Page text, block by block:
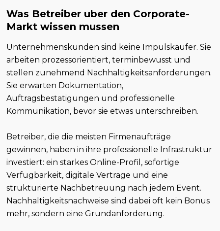
Was Betreiber uber den Corporate-
Markt wissen mussen
Unternehmenskunden sind keine Impulskaufer. Sie
arbeiten prozessorientiert, terminbewusst und
stellen zunehmend Nachhaltigkeitsanforderungen.
Sie erwarten Dokumentation,
Auftragsbestatigungen und professionelle
Kommunikation, bevor sie etwas unterschreiben.
Betreiber, die die meisten Firmenaufträge
gewinnen, haben in ihre professionelle Infrastruktur
investiert: ein starkes Online-Profil, sofortige
Verfugbarkeit, digitale Vertrage und eine
strukturierte Nachbetreuung nach jedem Event.
Nachhaltigkeitsnachweise sind dabei oft kein Bonus
mehr, sondern eine Grundanforderung.